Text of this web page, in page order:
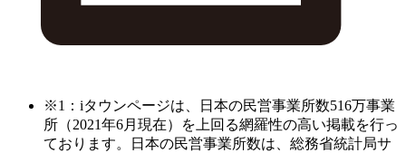
※1：iタウンページは、日本の民営事業所数516万事業
所（2021年6月現在）を上回る網羅性の高い掲載を行っ
ております。日本の民営事業所数は、総務省統計局サ